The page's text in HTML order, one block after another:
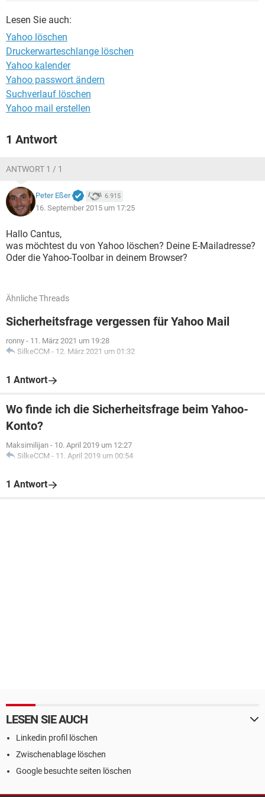
Lesen Sie auch:
Yahoo löschen
Druckerwarteschlange löschen
Yahoo kalender
Yahoo passwort ändern
Suchverlauf löschen
Yahoo mail erstellen
1 Antwort
ANTWORT 1 / 1
Peter Eßer 6.915
16. September 2015 um 17:25
Hallo Cantus,
was möchtest du von Yahoo löschen? Deine E-Mailadresse?
Oder die Yahoo-Toolbar in deinem Browser?
Ähnliche Threads
Sicherheitsfrage vergessen für Yahoo Mail
ronny - 11. März 2021 um 19:28
SilkeCCM - 12. März 2021 um 01:32
1 Antwort
Wo finde ich die Sicherheitsfrage beim Yahoo-
Konto?
Maksimilijan - 10. April 2019 um 12:27
SilkeCCM - 11. April 2019 um 00:54
1 Antwort
LESEN SIE AUCH
Linkedin profil löschen
Zwischenablage löschen
Google besuchte seiten löschen